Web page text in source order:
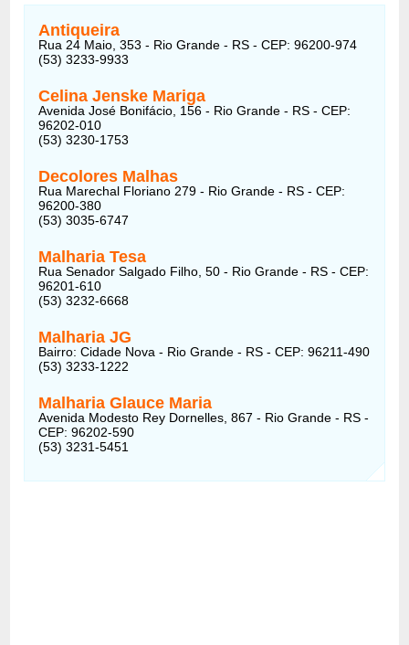
Antiqueira
Rua 24 Maio, 353 - Rio Grande - RS - CEP: 96200-974
(53) 3233-9933
Celina Jenske Mariga
Avenida José Bonifácio, 156 - Rio Grande - RS - CEP:
96202-010
(53) 3230-1753
Decolores Malhas
Rua Marechal Floriano 279 - Rio Grande - RS - CEP:
96200-380
(53) 3035-6747
Malharia Tesa
Rua Senador Salgado Filho, 50 - Rio Grande - RS - CEP:
96201-610
(53) 3232-6668
Malharia JG
Bairro: Cidade Nova - Rio Grande - RS - CEP: 96211-490
(53) 3233-1222
Malharia Glauce Maria
Avenida Modesto Rey Dornelles, 867 - Rio Grande - RS -
CEP: 96202-590
(53) 3231-5451